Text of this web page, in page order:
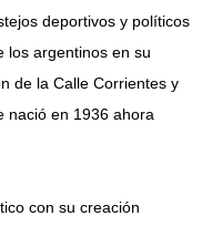
deportivos y políticos
los argentinos en su
de la Calle Corrientes y
nació en 1936 ahora
con su creación